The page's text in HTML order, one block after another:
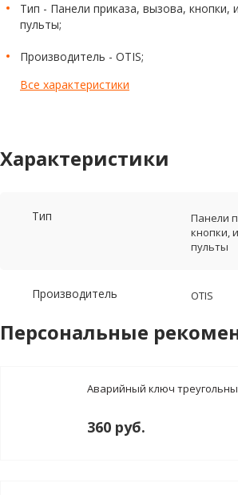
Тип - Панели приказа, вызова, кнопки,
пульты;
Производитель - OTIS;
Все характеристики
Характеристики
Тип
Панели
кнопки,
пульты
Производитель OTIS
Персональные
Аварийный ключ
360 руб.